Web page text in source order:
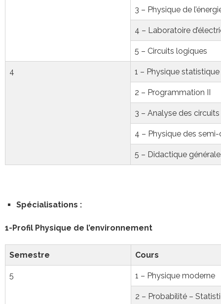
3 – Physique de
4 – Laboratoire
5 – Circuits logiques
4 1 – Physique statistique
2 – Programmation II
3 – Analyse des circuits
4 – Physique des
5 – Didactique
Spécialisations :
1-Profil Physique de l’environnement
Semestre Cours
5 1 – Physique moderne
2 – Probabilité –